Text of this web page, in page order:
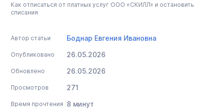
Как отписаться от платных услуг ООО «СКИЛЛ» и остановить
списания
Автор статьи Боднар Евгения Ивановна
Опубликовано 26.05.2026
Обновлено 26.05.2026
Просмотров 271
Время прочтения 8 минут